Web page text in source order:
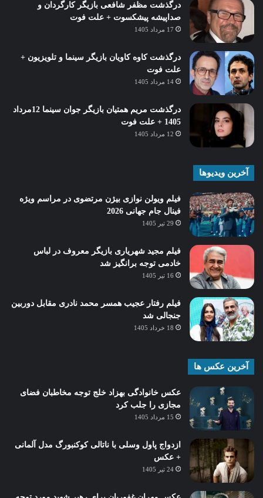
درگذشت مظفر شافعی بازیگر کارگردان و
صداپیشه پیشکسوت + علت فوت
17 مرداد 1405
درگذشت کاوه کاویان بازیگر سینما و تلویزیون +
علت فوت
14 مرداد 1405
درگذشت مریم همتیان بازیگر جوان سینما 12مرداد
1405 + علت فوت
12 مرداد 1405
آخرین ویدیوها
فیلم ویولن نوازی بیژن مرتضوی در مراسم ویژه
فینال جام جهانی 2026
29 تیر 1405
فیلم مجید شهریاری بازیگر معروف در لباس
خادمی توجه برانگیز شد
16 تیر 1405
فیلم رفتار عجیب همسر محمد نادری مقابل دوربین
جنجالی شد
18 خرداد 1405
آخرین عکس ها
عکس خانوادگی بهزاد خلج توجه مخاطبان فضای
مجازی را جلب کرد
15 مرداد 1405
ازدواج پاول وسلی با ناتالی کوکنبورگ مدل آلمانی
+ عکس
24 تیر 1405